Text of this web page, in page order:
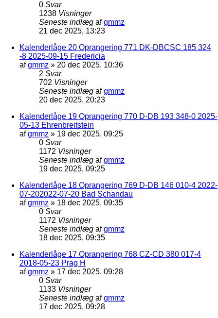
0 Svar
1238 Visninger
Seneste indlæg afgmmz
21 dec 2025, 13:23
Kalenderlåge 20 Oprangering 771 DK-DBCSC 185 324
-8 2025-09-15 Fredericia
afgmmz » 20 dec 2025, 10:36
2 Svar
702 Visninger
Seneste indlæg afgmmz
20 dec 2025, 20:23
Kalenderlåge 19 Oprangering 770 D-DB 193 348-0 2025-
05-13 Ehrenbreitstein
afgmmz » 19 dec 2025, 09:25
0 Svar
1172 Visninger
Seneste indlæg afgmmz
19 dec 2025, 09:25
Kalenderlåge 18 Oprangering 769 D-DB 146 010-4 2022-
07-202022-07-20 Bad Schandau
afgmmz » 18 dec 2025, 09:35
0 Svar
1172 Visninger
Seneste indlæg afgmmz
18 dec 2025, 09:35
Kalenderlåge 17 Oprangering 768 CZ-CD 380 017-4
2018-05-23 Prag H
afgmmz » 17 dec 2025, 09:28
0 Svar
1133 Visninger
Seneste indlæg afgmmz
17 dec 2025, 09:28